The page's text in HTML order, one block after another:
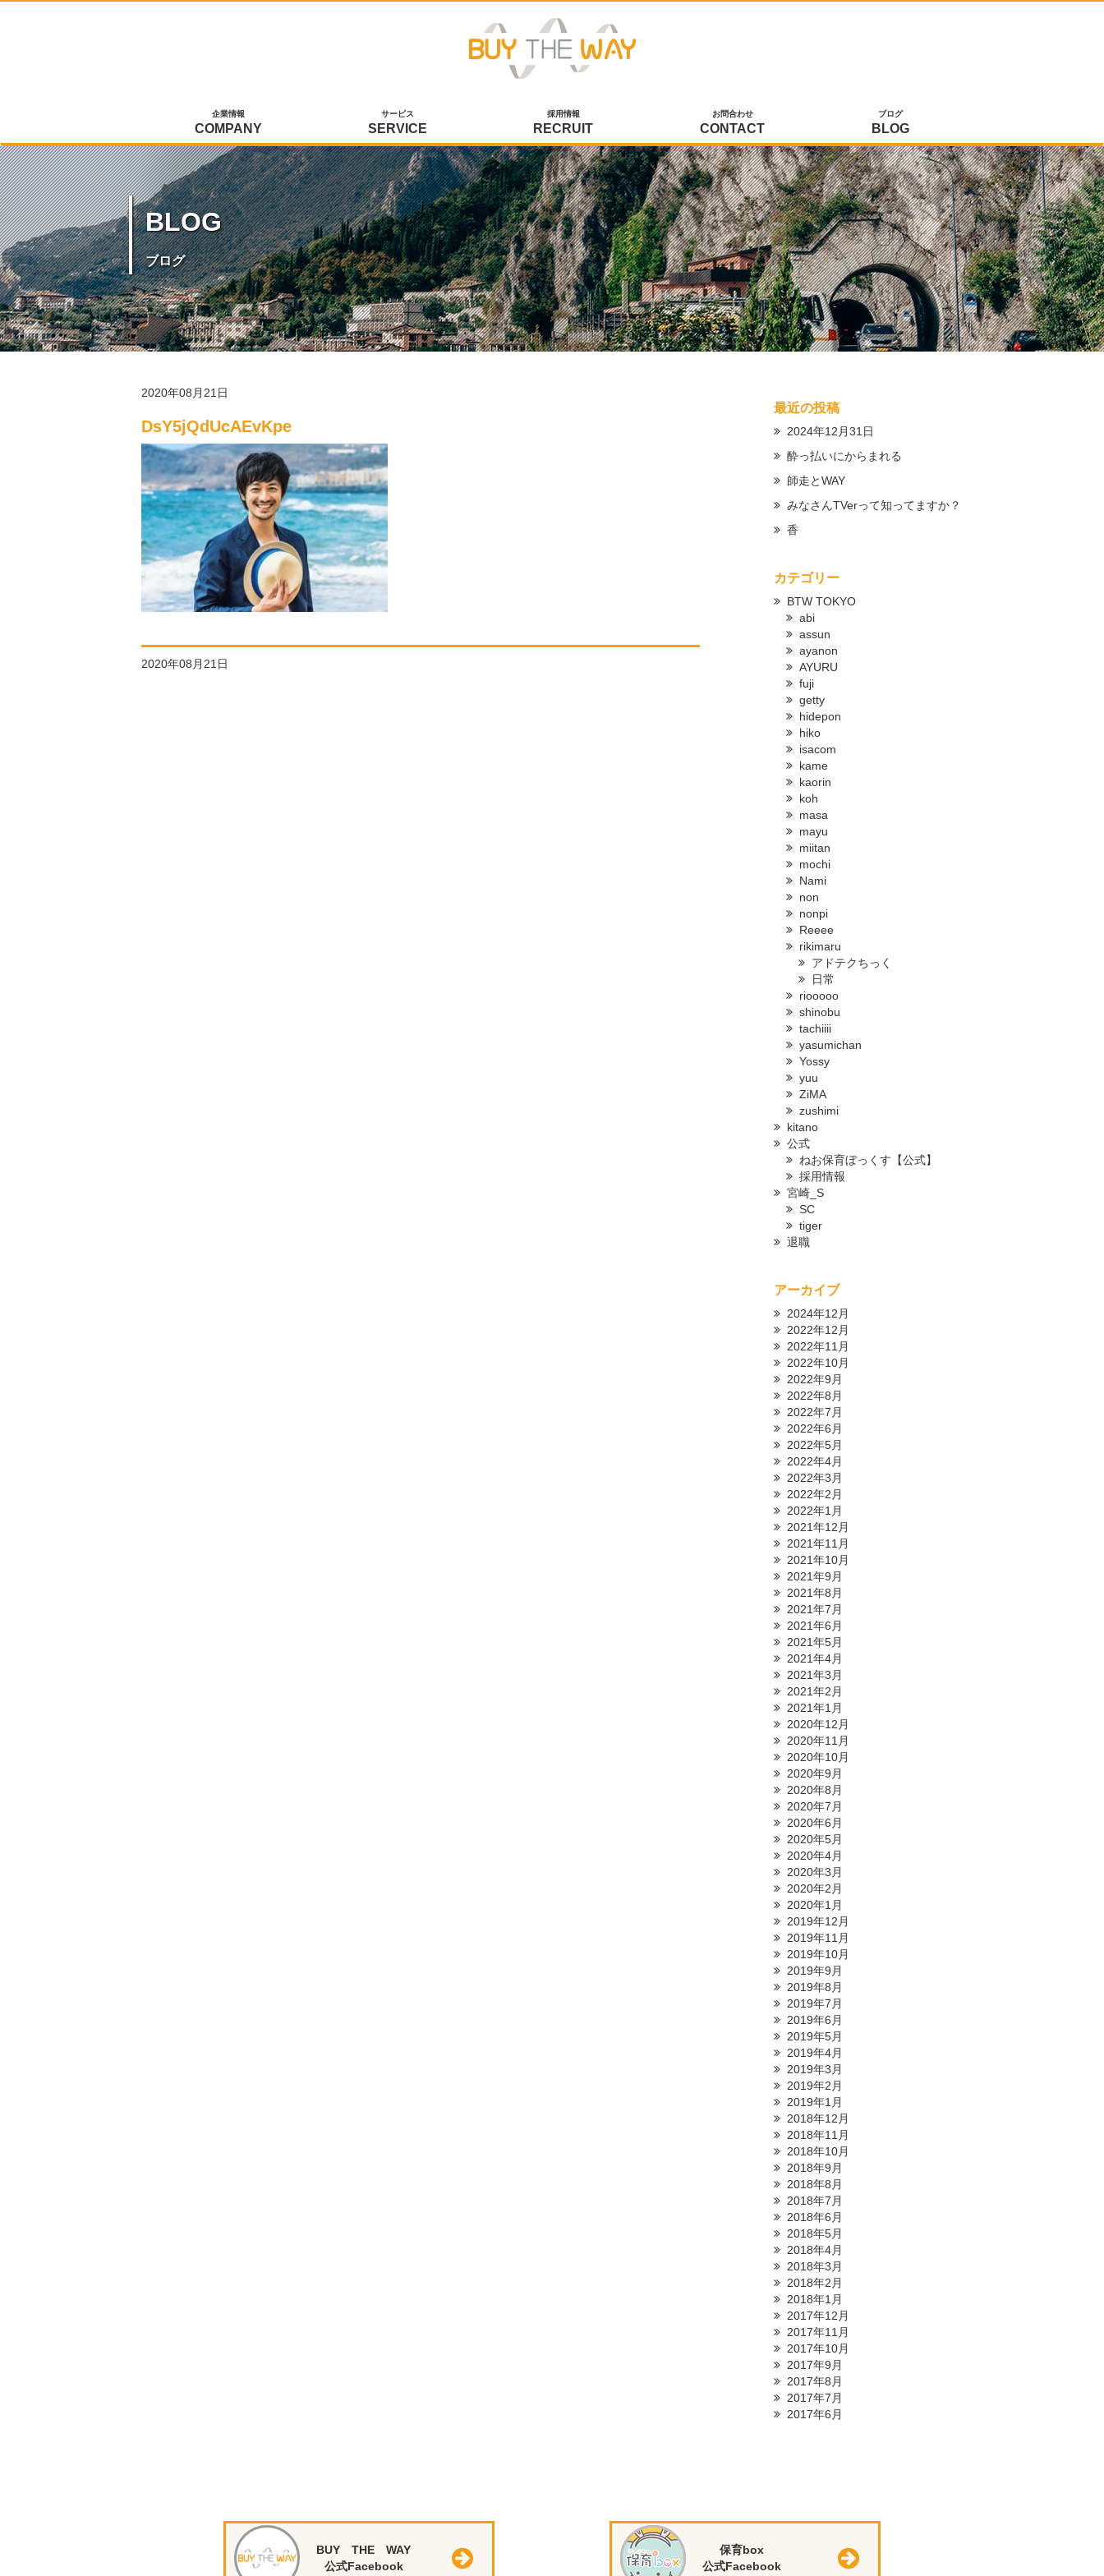
企業情報
COMPANY
サービス
SERVICE
採用情報
RECRUIT
お問合わせ
CONTACT
ブログ
BLOG
BLOG
ブログ
2020年08月21日
DsY5jQdUcAEvKpe
2020年08月21日
最近の投稿
2024年12月31日
酔っ払いにからまれる
師走とWAY
みなさんTVerって知ってますか？
香
カテゴリー
BTW TOKYO
abi
assun
ayanon
AYURU
fuji
getty
hidepon
hiko
isacom
kame
kaorin
koh
masa
mayu
miitan
mochi
Nami
non
nonpi
Reeee
rikimaru
アドテクちっく
日常
riooooo
shinobu
tachiiii
yasumichan
Yossy
yuu
ZiMA
zushimi
kitano
公式
ねお保育ぼっくす【公式】
採用情報
宮崎_S
SC
tiger
退職
アーカイブ
2024年12月
2022年12月
2022年11月
2022年10月
2022年9月
2022年8月
2022年7月
2022年6月
2022年5月
2022年4月
2022年3月
2022年2月
2022年1月
2021年12月
2021年11月
2021年10月
2021年9月
2021年8月
2021年7月
2021年6月
2021年5月
2021年4月
2021年3月
2021年2月
2021年1月
2020年12月
2020年11月
2020年10月
2020年9月
2020年8月
2020年7月
2020年6月
2020年5月
2020年4月
2020年3月
2020年2月
2020年1月
2019年12月
2019年11月
2019年10月
2019年9月
2019年8月
2019年7月
2019年6月
2019年5月
2019年4月
2019年3月
2019年2月
2019年1月
2018年12月
2018年11月
2018年10月
2018年9月
2018年8月
2018年7月
2018年6月
2018年5月
2018年4月
2018年3月
2018年2月
2018年1月
2017年12月
2017年11月
2017年10月
2017年9月
2017年8月
2017年7月
2017年6月
BUY THE WAY
公式Facebook
保育box
公式Facebook